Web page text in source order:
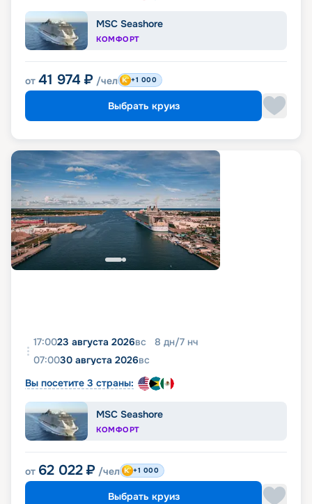
MSC Seashore
КОМФОРТ
от 41 974 ₽ /чел +1 000
Выбрать круиз
17:0023 августа 2026вс 8 дн/7 нч
07:0030 августа 2026вс
Вы посетите 3 страны:
MSC Seashore
КОМФОРТ
от 62 022 ₽ /чел +1 000
Выбрать круиз